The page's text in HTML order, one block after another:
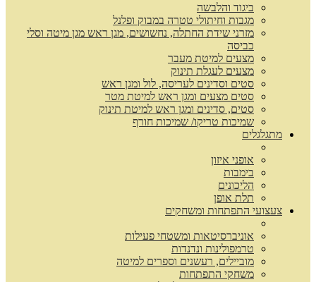
ביגוד והלבשה
מגבות וחיתולי טטרה במבוק ופלנל
מזרני שידת החתלה, נחשושים, מגן ראש מגן מיטה וסלי
כביסה
מצעים למיטת מעבר
מצעים לעגלת תינוק
סטים וסדינים לעריסה, לול ומגן ראש
סטים מצעים ומגן ראש למיטת מטר
סטים, סדינים ומגן ראש למיטת תינוק
שמיכות טריקו/ שמיכות חורף
מתגלגלים
אופני איזון
בימבות
הליכונים
תלת אופן
צעצועי התפתחות ומשחקים
אוניברסיטאות ומשטחי פעילות
טרמפולינות ונדנדות
מוביילים, רעשנים וספרים למיטה
משחקי התפתחות